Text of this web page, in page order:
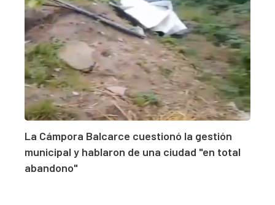
La Cámpora Balcarce cuestionó la gestión
municipal y hablaron de una ciudad "en total
abandono"